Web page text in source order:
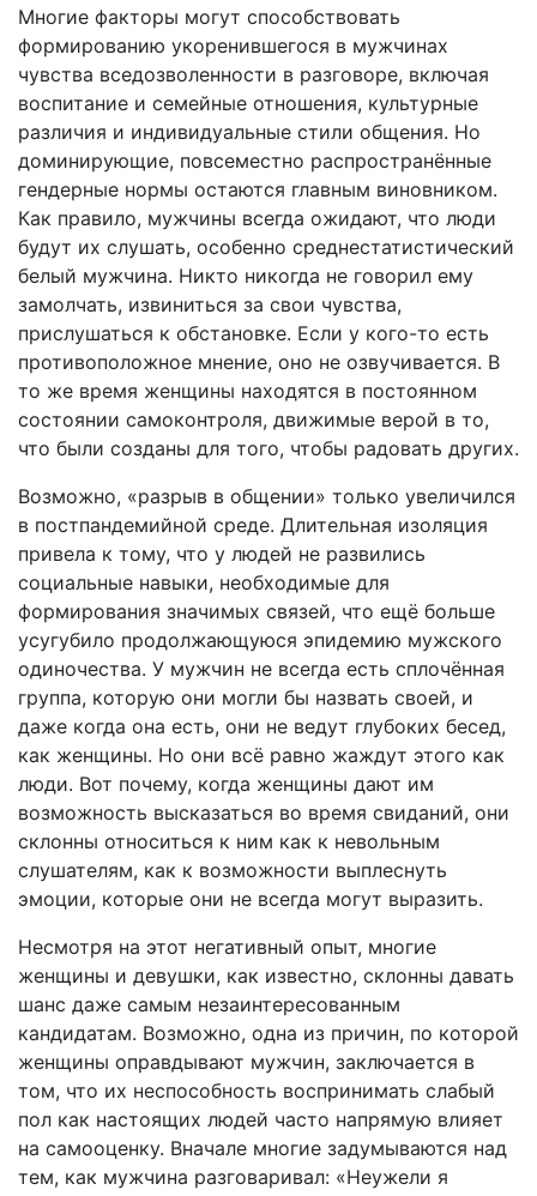
Многие факторы могут способствовать
формированию укоренившегося в мужчинах
чувства вседозволенности в разговоре, включая
воспитание и семейные отношения, культурные
различия и индивидуальные стили общения. Но
доминирующие, повсеместно распространённые
гендерные нормы остаются главным виновником.
Как правило, мужчины всегда ожидают, что люди
будут их слушать, особенно среднестатистический
белый мужчина. Никто никогда не говорил ему
замолчать, извиниться за свои чувства,
прислушаться к обстановке. Если у кого-то есть
противоположное мнение, оно не озвучивается. В
то же время женщины находятся в постоянном
состоянии самоконтроля, движимые верой в то,
что были созданы для того, чтобы радовать других.
Возможно, «разрыв в общении» только увеличился
в постпандемийной среде. Длительная изоляция
привела к тому, что у людей не развились
социальные навыки, необходимые для
формирования значимых связей, что ещё больше
усугубило продолжающуюся эпидемию мужского
одиночества. У мужчин не всегда есть сплочённая
группа, которую они могли бы назвать своей, и
даже когда она есть, они не ведут глубоких бесед,
как женщины. Но они всё равно жаждут этого как
люди. Вот почему, когда женщины дают им
возможность высказаться во время свиданий, они
склонны относиться к ним как к невольным
слушателям, как к возможности выплеснуть
эмоции, которые они не всегда могут выразить.
Несмотря на этот негативный опыт, многие
женщины и девушки, как известно, склонны давать
шанс даже самым незаинтересованным
кандидатам. Возможно, одна из причин, по которой
женщины оправдывают мужчин, заключается в
том, что их неспособность воспринимать слабый
пол как настоящих людей часто напрямую влияет
на самооценку. Вначале многие задумываются над
тем, как мужчина разговаривал: «Неужели я